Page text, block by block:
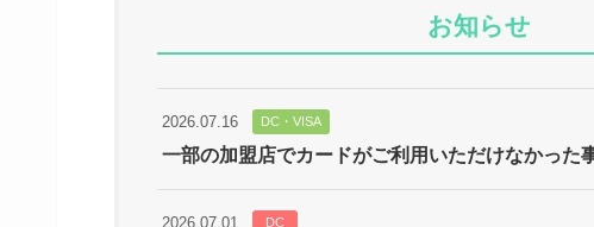
お知らせ
2026.07.16 DC・VISA
一部の加盟店でカードがご利用いただけなかった
2026.07.01 DC